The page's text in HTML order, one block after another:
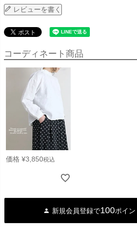
レビューを書く
コーディネート商品
価格 ¥3,850税込
新規会員登録で100ポイン